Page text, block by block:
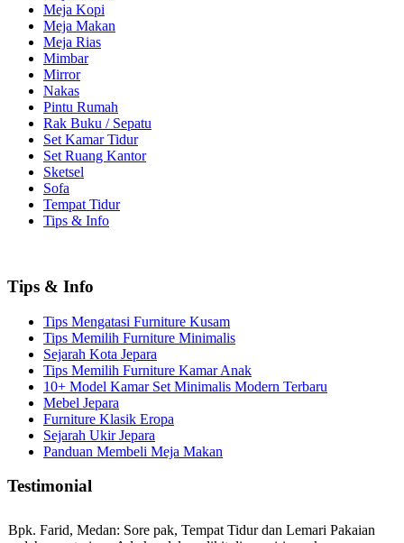
Meja Kopi
Meja Makan
Meja Rias
Mimbar
Mirror
Nakas
Pintu Rumah
Rak Buku / Sepatu
Set Kamar Tidur
Set Ruang Kantor
Sketsel
Sofa
Tempat Tidur
Tips & Info
Tips & Info
Tips Mengatasi Furniture Kusam
Tips Memilih Furniture Minimalis
Sejarah Kota Jepara
Tips Memilih Furniture Kamar Anak
10+ Model Kamar Set Minimalis Modern Terbaru
Mebel Jepara
Furniture Klasik Eropa
Sejarah Ukir Jepara
Panduan Membeli Meja Makan
Testimonial
Bpk. Farid, Medan: Sore pak, Tempat Tidur dan Lemari Pakaian